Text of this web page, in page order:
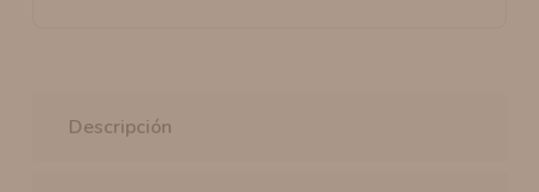
Descripción